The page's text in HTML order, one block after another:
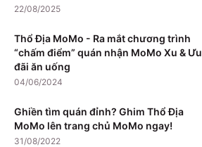
22/08/2025
Thổ Địa MoMo - Ra mắt chương trình
“chấm điểm” quán nhận MoMo Xu & Ưu
đãi ăn uống
04/06/2024
Ghiền tìm quán đỉnh? Ghim Thổ Địa
MoMo lên trang chủ MoMo ngay!
31/08/2022